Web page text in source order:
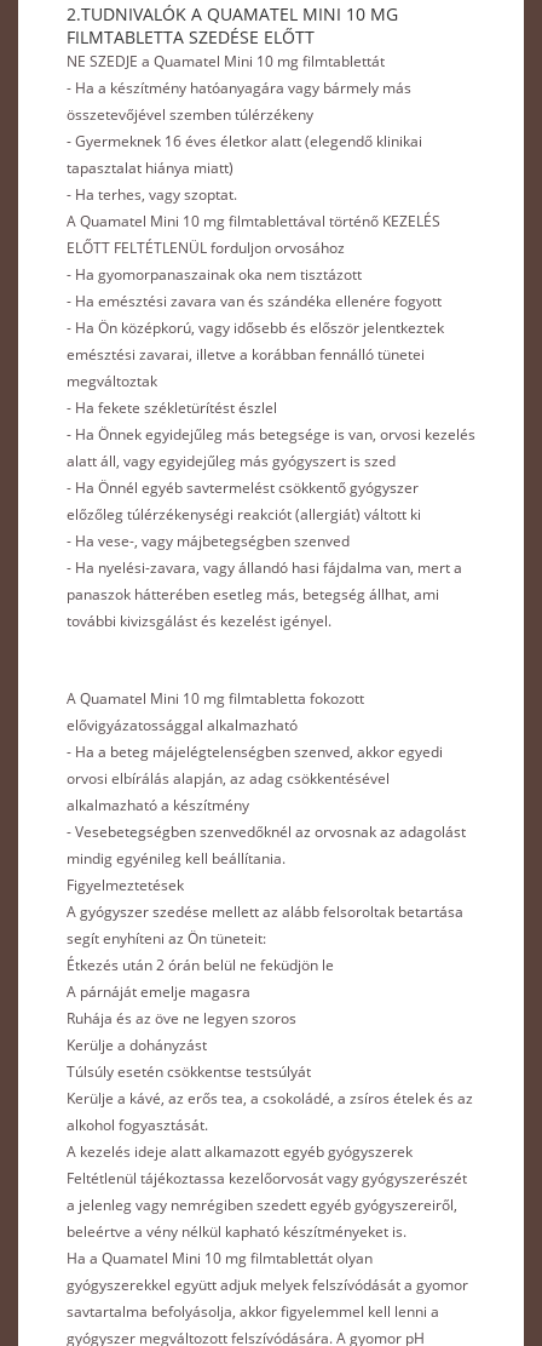
2.TUDNIVALÓK A QUAMATEL MINI 10 MG
FILMTABLETTA SZEDÉSE ELŐTT
NE SZEDJE a Quamatel Mini 10 mg filmtablettát
- Ha a készítmény hatóanyagára vagy bármely más
összetevőjével szemben túlérzékeny
- Gyermeknek 16 éves életkor alatt (elegendő klinikai
tapasztalat hiánya miatt)
- Ha terhes, vagy szoptat.
A Quamatel Mini 10 mg filmtablettával történő KEZELÉS
ELŐTT FELTÉTLENÜL forduljon orvosához
- Ha gyomorpanaszainak oka nem tisztázott
- Ha emésztési zavara van és szándéka ellenére fogyott
- Ha Ön középkorú, vagy idősebb és először jelentkeztek
emésztési zavarai, illetve a korábban fennálló tünetei
megváltoztak
- Ha fekete székletürítést észlel
- Ha Önnek egyidejűleg más betegsége is van, orvosi kezelés
alatt áll, vagy egyidejűleg más gyógyszert is szed
- Ha Önnél egyéb savtermelést csökkentő gyógyszer
előzőleg túlérzékenységi reakciót (allergiát) váltott ki
- Ha vese-, vagy májbetegségben szenved
- Ha nyelési-zavara, vagy állandó hasi fájdalma van, mert a
panaszok hátterében esetleg más, betegség állhat, ami
további kivizsgálást és kezelést igényel.
A Quamatel Mini 10 mg filmtabletta fokozott
elővigyázatossággal alkalmazható
- Ha a beteg májelégtelenségben szenved, akkor egyedi
orvosi elbírálás alapján, az adag csökkentésével
alkalmazható a készítmény
- Vesebetegségben szenvedőknél az orvosnak az adagolást
mindig egyénileg kell beállítania.
Figyelmeztetések
A gyógyszer szedése mellett az alább felsoroltak betartása
segít enyhíteni az Ön tüneteit:
Étkezés után 2 órán belül ne feküdjön le
A párnáját emelje magasra
Ruhája és az öve ne legyen szoros
Kerülje a dohányzást
Túlsúly esetén csökkentse testsúlyát
Kerülje a kávé, az erős tea, a csokoládé, a zsíros ételek és az
alkohol fogyasztását.
A kezelés ideje alatt alkamazott egyéb gyógyszerek
Feltétlenül tájékoztassa kezelőorvosát vagy gyógyszerészét
a jelenleg vagy nemrégiben szedett egyéb gyógyszereiről,
beleértve a vény nélkül kapható készítményeket is.
Ha a Quamatel Mini 10 mg filmtablettát olyan
gyógyszerekkel együtt adjuk melyek felszívódását a gyomor
savtartalma befolyásolja, akkor figyelemmel kell lenni a
gyógyszer megváltozott felszívódására. A gyomor pH